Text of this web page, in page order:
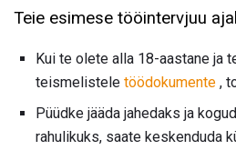
Teie esimese tööintervjuu ajal
Kui te olete alla 18-aastane ja
teismelistele töödokumente ,
Püüdke jääda jahedaks ja
rahulikuks, saate keskenduda